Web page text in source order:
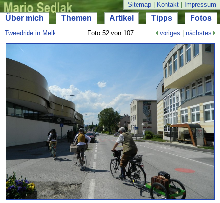
Sitemap Kontakt Impressum
Über mich Themen Artikel Tipps Fotos
Tweedride in Melk Foto 52 von 107 voriges nächstes